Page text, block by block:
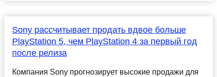
Sony рассчитывает продать вдвое больше
PlayStation 5, чем PlayStation 4 за первый год
после релиза
Компания Sony прогнозирует высокие продажи для